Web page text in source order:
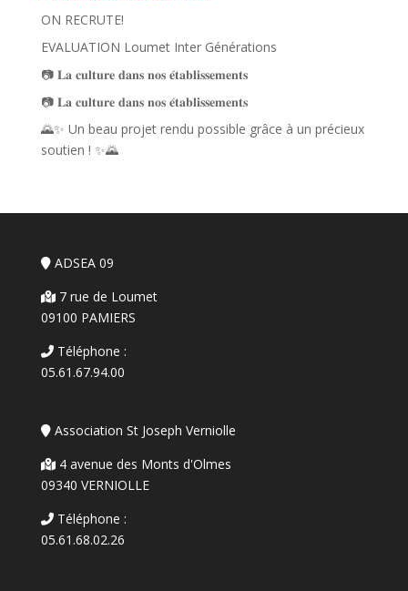
ON RECRUTE!
EVALUATION Loumet Inter Générations
📷 𝐋𝐚 𝐜𝐮𝐥𝐭𝐮𝐫𝐞 𝐝𝐚𝐧𝐬 𝐧𝐨𝐬 𝐞́𝐭𝐚𝐛𝐥𝐢𝐬𝐬𝐞𝐦𝐞𝐧𝐭𝐬
📷 𝐋𝐚 𝐜𝐮𝐥𝐭𝐮𝐫𝐞 𝐝𝐚𝐧𝐬 𝐧𝐨𝐬 𝐞́𝐭𝐚𝐛𝐥𝐢𝐬𝐬𝐞𝐦𝐞𝐧𝐭𝐬
🌄✨ Un beau projet rendu possible grâce à un précieux
soutien ! ✨🌄
ADSEA 09
7 rue de Loumet
09100 PAMIERS
Téléphone :
05.61.67.94.00
Association St Joseph Verniolle
4 avenue des Monts d'Olmes
09340 VERNIOLLE
Téléphone :
05.61.68.02.26